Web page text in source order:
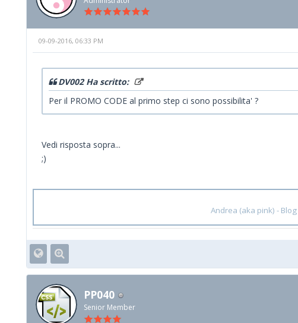
09-09-2016, 06:33 PM
DV002 Ha scritto:
Per il PROMO CODE al primo step ci sono possibilita' ?
Vedi risposta sopra...
;)
Andrea (aka pink) - Blog
PP040
Senior Member